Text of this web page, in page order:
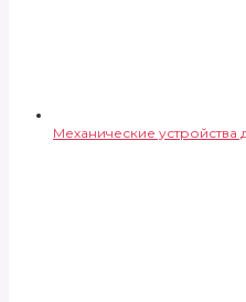
Механические